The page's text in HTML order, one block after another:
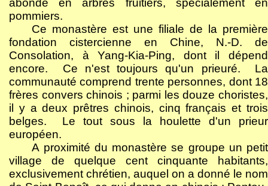
abonde en arbres fruitiers, spécialement en
pommiers.
Ce monastère est une filiale de la première
fondation cistercienne en Chine, N.-D. de
Consolation, à Yang-Kia-Ping, dont il dépend
encore.
Ce n'est toujours qu'un prieuré.
La
communauté comprend trente personnes, dont 18
frères convers chinois ; parmi les douze choristes,
il y a deux prêtres chinois, cinq français et trois
belges.
Le tout sous la houlette d'un prieur
européen.
A proximité du monastère se groupe un petit
village de quelque cent cinquante habitants,
exclusivement chrétien, auquel on a donné le nom